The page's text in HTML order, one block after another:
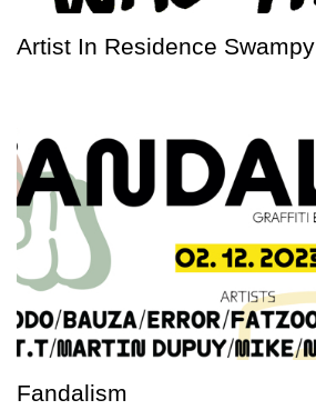
Artist In Residence Swampy
Fandalism